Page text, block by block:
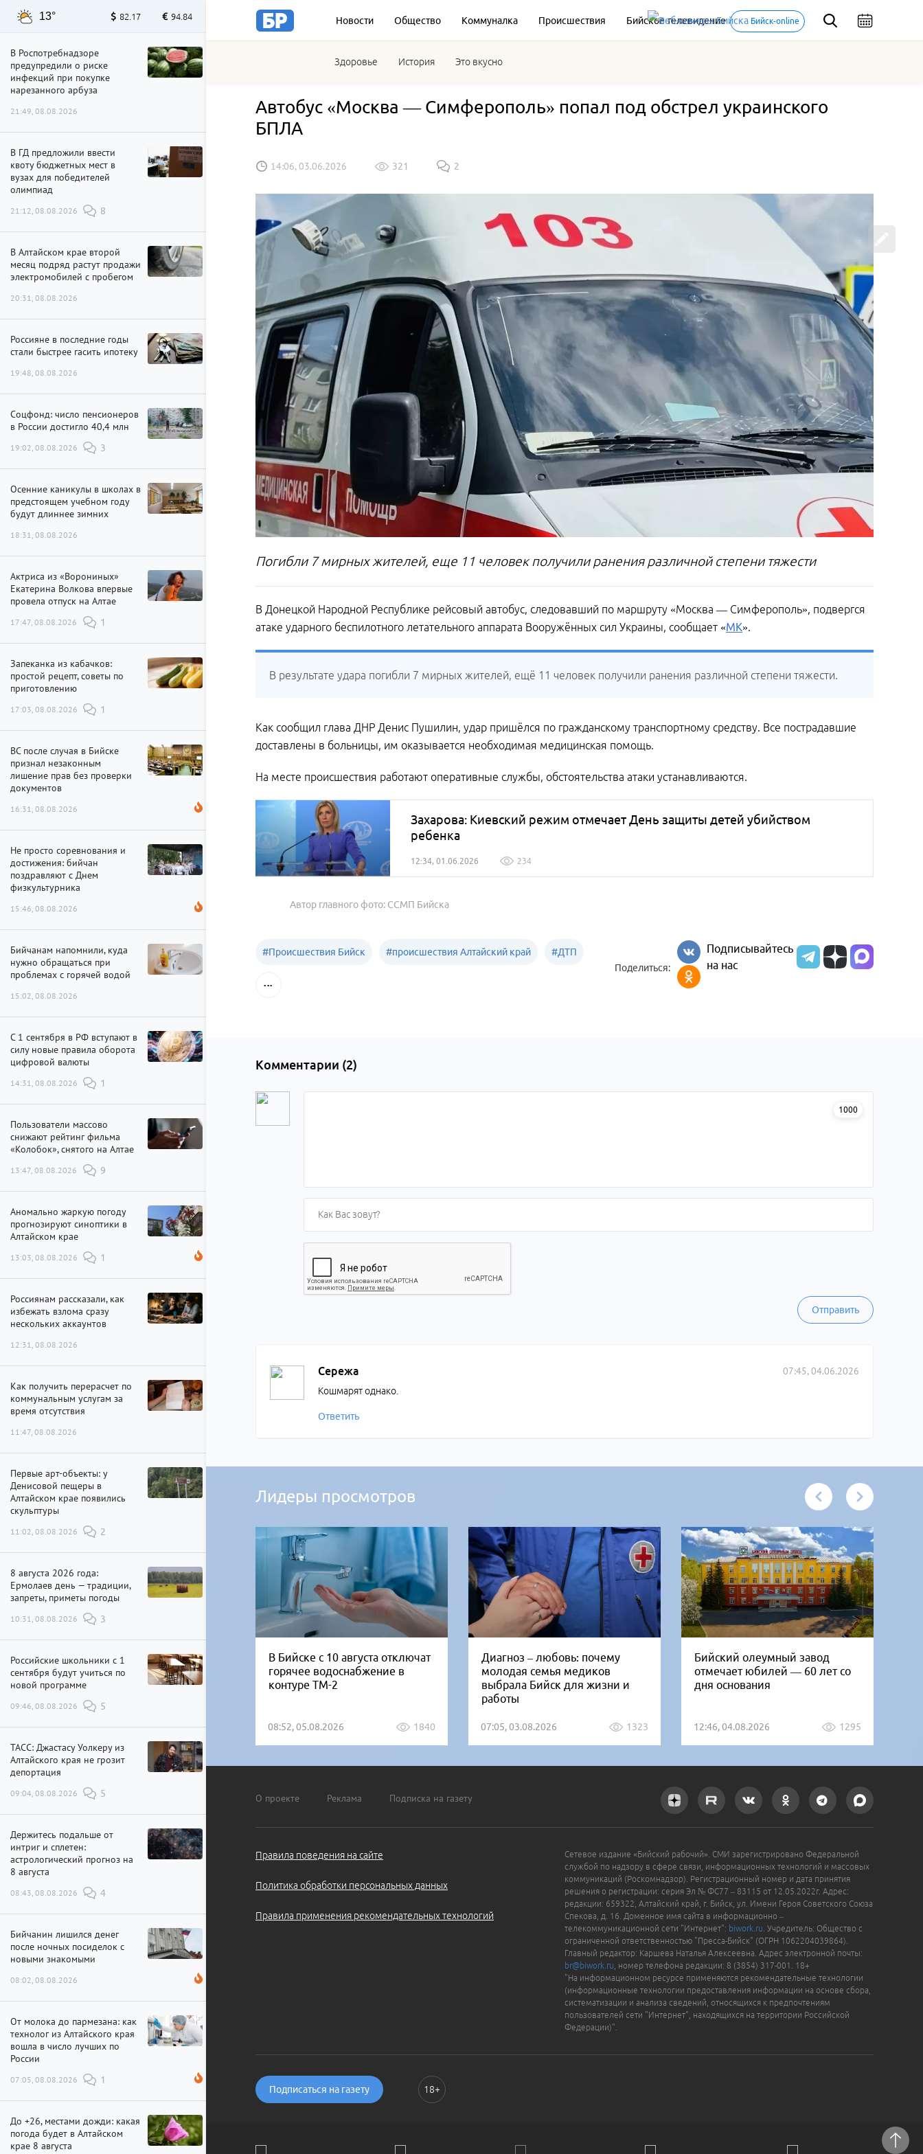
Новости Общество Коммуналка Происшествия Бийское телевидение Бийск-online
Здоровье История Это вкусно
13° 82.17 94.84
В Роспотребнадзоре
предупредили о риске
инфекций при покупке
нарезанного арбуза
21:49, 08.08.2026
В ГД предложили ввести
квоту бюджетных мест в
вузах для победителей
олимпиад
21:12, 08.08.2026 8
В Алтайском крае второй
месяц подряд растут продажи
электромобилей с пробегом
20:31, 08.08.2026
Россияне в последние годы
стали быстрее гасить ипотеку
19:48, 08.08.2026
Соцфонд: число пенсионеров
в России достигло 40,4 млн
19:02, 08.08.2026 3
Осенние каникулы в школах в
предстоящем учебном году
будут длиннее зимних
18:31, 08.08.2026
Актриса из «Ворониных»
Екатерина Волкова впервые
провела отпуск на Алтае
17:47, 08.08.2026 1
Запеканка из кабачков:
простой рецепт, советы по
приготовлению
17:03, 08.08.2026 1
ВС после случая в Бийске
признал незаконным
лишение прав без проверки
документов
16:31, 08.08.2026
Не просто соревнования и
достижения: бийчан
поздравляют с Днем
физкультурника
15:46, 08.08.2026
Бийчанам напомнили, куда
нужно обращаться при
проблемах с горячей водой
15:02, 08.08.2026
С 1 сентября в РФ вступают в
силу новые правила оборота
цифровой валюты
14:31, 08.08.2026 1
Пользователи массово
снижают рейтинг фильма
«Колобок», снятого на Алтае
13:47, 08.08.2026 9
Аномально жаркую погоду
прогнозируют синоптики в
Алтайском крае
13:03, 08.08.2026 1
Россиянам рассказали, как
избежать взлома сразу
нескольких аккаунтов
12:31, 08.08.2026
Как получить перерасчет по
коммунальным услугам за
время отсутствия
11:47, 08.08.2026
Первые арт-объекты: у
Денисовой пещеры в
Алтайском крае появились
скульптуры
11:02, 08.08.2026 2
8 августа 2026 года:
Ермолаев день — традиции,
запреты, приметы погоды
10:31, 08.08.2026 3
Российские школьники с 1
сентября будут учиться по
новой программе
09:46, 08.08.2026 5
ТАСС: Джастасу Уолкеру из
Алтайского края не грозит
депортация
09:04, 08.08.2026 5
Держитесь подальше от
интриг и сплетен:
астрологический прогноз на
8 августа
08:43, 08.08.2026 4
Бийчанин лишился денег
после ночных посиделок с
новыми знакомыми
08:02, 08.08.2026
От молока до пармезана: как
технолог из Алтайского края
вошла в число лучших по
России
07:05, 08.08.2026 1
До +26, местами дожди: какая
погода будет в Алтайском
крае 8 августа
Автобус «Москва — Симферополь» попал под обстрел украинского
БПЛА
14:06, 03.06.2026 321 2
Погибли 7 мирных жителей, еще 11 человек получили ранения различной степени тяжести
В Донецкой Народной Республике рейсовый автобус, следовавший по маршруту «Москва — Симферополь», подвергся
атаке ударного беспилотного летательного аппарата Вооружённых сил Украины, сообщает «МК».
В результате удара погибли 7 мирных жителей, ещё 11 человек получили ранения различной степени тяжести.
Как сообщил глава ДНР Денис Пушилин, удар пришёлся по гражданскому транспортному средству. Все пострадавшие
доставлены в больницы, им оказывается необходимая медицинская помощь.
На месте происшествия работают оперативные службы, обстоятельства атаки устанавливаются.
Захарова: Киевский режим отмечает День защиты детей убийством
ребенка
12:34, 01.06.2026 234
Автор главного фото: ССМП Бийска
#Происшествия Бийск #происшествия Алтайский край #ДТП
Поделиться:
Подписывайтесь
на нас
Комментарии (2)
1000
Отправить
Сережа 07:45, 04.06.2026
Кошмарят однако.
Ответить
Лидеры просмотров
В Бийске с 10 августа отключат
горячее водоснабжение в
контуре ТМ-2
08:52, 05.08.2026 1840
Диагноз – любовь: почему
молодая семья медиков
выбрала Бийск для жизни и
работы
07:05, 03.08.2026 1323
Бийский олеумный завод
отмечает юбилей — 60 лет со
дня основания
12:46, 04.08.2026 1295
О проекте Реклама Подписка на газету
Правила поведения на сайте
Политика обработки персональных данных
Правила применения рекомендательных технологий
Сетевое издание «Бийский рабочий». СМИ зарегистрировано Федеральной
службой по надзору в сфере связи, информационных технологий и массовых
коммуникаций (Роскомнадзор). Регистрационный номер и дата принятия
решения о регистрации: серия Эл № ФС77 – 83115 от 12.05.2022г. Адрес:
редакции: 659322, Алтайский край, г. Бийск, ул. Имени Героя Советского Союза
Спекова, д. 16. Доменное имя сайта в информационно –
телекоммуникационной сети "Интернет": biwork.ru . Учредитель: Общество с
ограниченной ответственностью "Пресса-Бийск" (ОГРН 1062204039864).
Главный редактор: Каршева Наталья Алексеевна. Адрес электронной почты:
br@biwork.ru , номер телефона редакции: 8 (3854) 317-001. 18+
"На информационном ресурсе применяются рекомендательные технологии
(информационные технологии предоставления информации на основе сбора,
систематизации и анализа сведений, относящихся к предпочтениям
пользователей сети "Интернет", находящихся на территории Российской
Федерации)".
Подписаться на газету 18+